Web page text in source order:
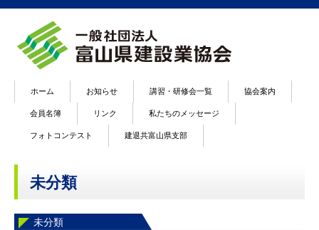
ホーム お知らせ 講習・研修会一覧 協会案内
会員名簿 リンク 私たちのメッセージ
フォトコンテスト 建退共富山県支部
未分類
未分類